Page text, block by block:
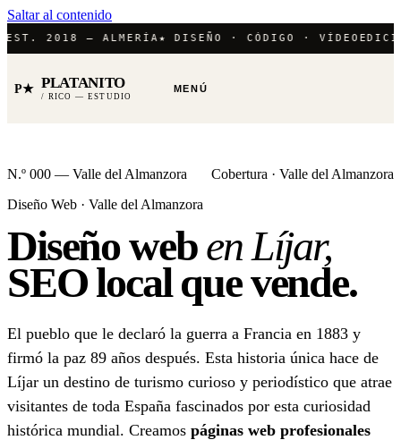
Saltar al contenido
2018 — ALMERÍA ★ DISEÑO · CÓDIGO · VÍDEO
P★ PLATANITO
/ RICO — ESTUDIO
MENÚ
N.º 000 — Valle del Almanzora
Cobertura · Valle del Almanzora
Diseño Web · Valle del Almanzora
Diseño weben Líjar,
SEO localque vende.
El pueblo que le declaró la guerra a Francia en 1883 y
firmó la paz 89 años después. Esta historia única hace de
Líjar un destino de turismo curioso y periodístico que atrae
visitantes de toda España fascinados por esta curiosidad
histórica mundial. Creamos páginas web profesionales